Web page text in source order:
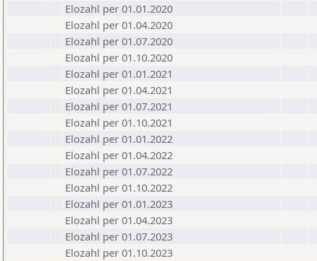
Elozahl per 01.01.2020
Elozahl per 01.04.2020
Elozahl per 01.07.2020
Elozahl per 01.10.2020
Elozahl per 01.01.2021
Elozahl per 01.04.2021
Elozahl per 01.07.2021
Elozahl per 01.10.2021
Elozahl per 01.01.2022
Elozahl per 01.04.2022
Elozahl per 01.07.2022
Elozahl per 01.10.2022
Elozahl per 01.01.2023
Elozahl per 01.04.2023
Elozahl per 01.07.2023
Elozahl per 01.10.2023